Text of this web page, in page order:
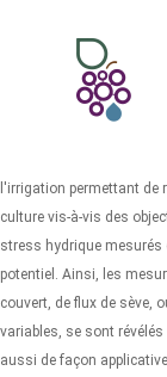
ΣΎΝΔΕΣΗ
l'irrigation permettant de
culture vis-à-vis des
stress hydrique mesurés
potentiel. Ainsi, les
couvert, de flux de sève,
variables, se sont
aussi de façon